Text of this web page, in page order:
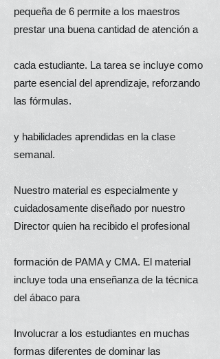
pequeña de 6 permite a los maestros
prestar una buena cantidad de atención a
cada estudiante. La tarea se incluye como
parte esencial del aprendizaje, reforzando
las fórmulas.
y habilidades aprendidas en la clase
semanal.
Nuestro material es especialmente y
cuidadosamente diseñado por nuestro
Director quien ha recibido el profesional
formación de PAMA y CMA. El material
incluye toda una enseñanza de la técnica
del ábaco para
Involucrar a los estudiantes en muchas
formas diferentes de dominar las